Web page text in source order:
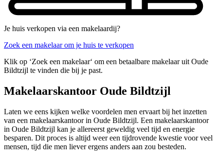
Je huis verkopen via een makelaardij?
Zoek een makelaar om je huis te verkopen
Klik op ‘Zoek een makelaar‘ om een betaalbare makelaar uit Oude
Bildtzijl te vinden die bij je past.
Makelaarskantoor Oude Bildtzijl
Laten we eens kijken welke voordelen men ervaart bij het inzetten
van een makelaarskantoor in Oude Bildtzijl. Een makelaarskantoor
in Oude Bildtzijl kan je allereerst geweldig veel tijd en energie
besparen. Dit proces is altijd weer een tijdrovende kwestie voor veel
mensen, tijd die men liever ergens anders aan zou besteden.